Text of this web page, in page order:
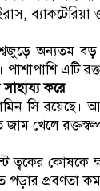
ব্যাকটেরিয়া
অন্যতম বড়
পাশাপাশি
করে
সি রয়েছে।
খেলে
ত্বকের
প্রবণতা